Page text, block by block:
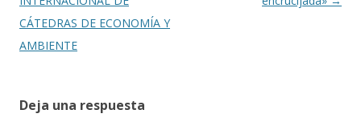
entradas
CÁTEDRAS DE ECONOMÍA Y
AMBIENTE
Deja una respuesta